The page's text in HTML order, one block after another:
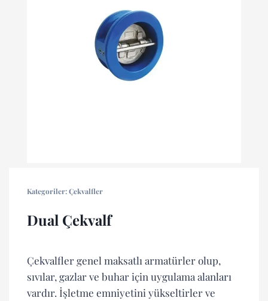
Kategoriler:Çekvalfler
Dual Çekvalf
Çekvalfler genel maksatlı armatürler olup,
sıvılar, gazlar ve buhar için uygulama alanları
vardır. İşletme emniyetini yükseltirler ve